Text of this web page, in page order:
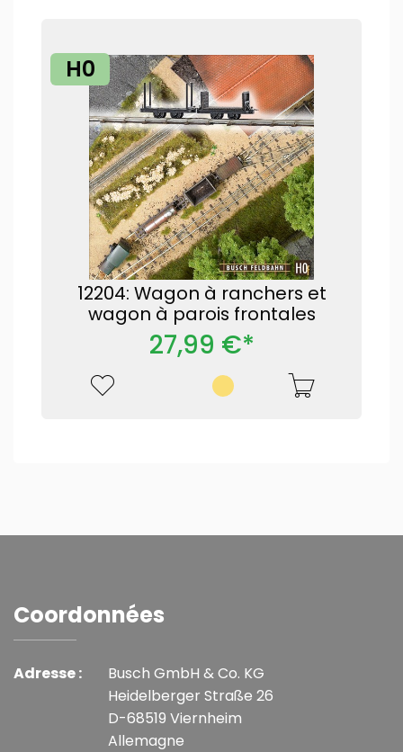
H0
12204: Wagon à ranchers et
wagon à parois frontales
27,99 €*
Coordonnées
Adresse :
Busch GmbH & Co. KG
Heidelberger Straße 26
D-68519 Viernheim
Allemagne